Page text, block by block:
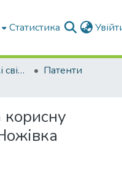
Статистика
Патенти та авторські свідоцтва
Патенти